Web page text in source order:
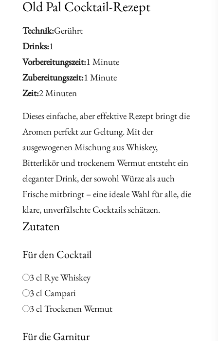
Old Pal Cocktail-Rezept
Technik Gerührt
Drinks 1
Vorbereitungszeit 1 Minute
Zubereitungszeit 1 Minute
Zeit 2 Minuten
Dieses einfache, aber effektive Rezept bringt die
Aromen perfekt zur Geltung. Mit der
ausgewogenen Mischung aus Whiskey,
Bitterlikör und trockenem Wermut entsteht ein
eleganter Drink, der sowohl Würze als auch
Frische mitbringt – eine ideale Wahl für alle, die
klare, unverfälschte Cocktails schätzen.
Zutaten
Für den Cocktail
3 cl Rye Whiskey
3 cl Campari
3 cl Trockenen Wermut
Für die Garnitur